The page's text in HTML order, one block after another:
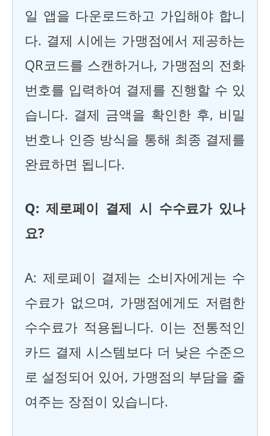
일 앱을 다운로드하고 가입해야 합니
다. 결제 시에는 가맹점에서 제공하는
QR코드를 스캔하거나, 가맹점의 전화
번호를 입력하여 결제를 진행할 수 있
습니다. 결제 금액을 확인한 후, 비밀
번호나 인증 방식을 통해 최종 결제를
완료하면 됩니다.
Q: 제로페이 결제 시 수수료가 있나
요?
A: 제로페이 결제는 소비자에게는 수
수료가 없으며, 가맹점에게도 저렴한
수수료가 적용됩니다. 이는 전통적인
카드 결제 시스템보다 더 낮은 수준으
로 설정되어 있어, 가맹점의 부담을 줄
여주는 장점이 있습니다.